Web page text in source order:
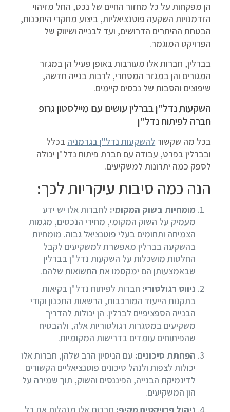
הן מפקחות על כל מחזור החיים של נכס, החל מזיהוי
הזדמנויות השקעה פוטנציאליות, ביצוע מחקרי היתכנות,
הבטחת ההיתרים הדרושים, ועד לבנייה ושיווק של
הפרויקט המוגמר.
בברלין, חברות אלו מעורבות באופן פעיל הן במגזר
המגורים והן במגזר המסחרי, לרבות בנייה חדשה,
שיפוצים והסבות של נכסים קיימים.
השקעות נדל"ן בברלין עושים עם מיילסטון גרופ
חברה לפיתוח נדל"ן
בכל מה שקשור להשקעות נדל"ן בגרמניה בכלל
ובברלין בפרט, עבודה עם חברת פיתוח נדל"ן יכולה
לספק כמה יתרונות למשקיעים.
הנה כמה סיבות עיקריות לכך:
מומחיות בשוק המקומי: לחברות אלו יש ידע
מעמיק על השוק המקומי, מחירי הנכסים, מגמות
הצמיחה ותחומים בעלי פוטנציאל גבוה. מומחיות
בהשקעה בברלין מאפשרת למשקיעים לקבל
החלטות מושכלות על השקעות נדל"ן בברלין
שבאמצעותן הם ימקסמו את התשואות שלהם.
ניווט רגולטורי: חברות לפיתוח נדל"ן בקיאות
בתקנות הייעוד המורכבות, הרשאות התכנון וקודי
הבנייה הספציפיים לברלין. הן יכולות להדריך
משקיעים במסגרות רגולטוריות אלה, ולהבטיח
שהפיתוחים עומדים בדרישות המקומיות.
הפחתת סיכונים: עם הניסיון הרב שלהן, חברות אלו
יכולות לצפות ולנהל סיכונים פוטנציאליים הקשורים
לדינמיקת הבנייה, הפיננסים והשוק, תוך שמירה על
הון המשקיעים.